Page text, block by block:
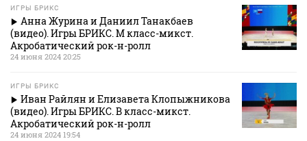
ИГРЫ БРИКС
Анна Журина и Даниил Танакбаев
(видео). Игры БРИКС. М класс-микст.
Акробатический рок-н-ролл
24 июня 2024 20:25
ИГРЫ БРИКС
Иван Райлян и Елизавета Клопыжникова
(видео). Игры БРИКС. В класс-микст.
Акробатический рок-н-ролл
24 июня 2024 19:54